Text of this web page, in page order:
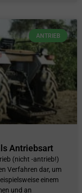
ANTRIEB
Antriebsart
(nicht -antrieb!)
Verfahren dar, um
einem
und an